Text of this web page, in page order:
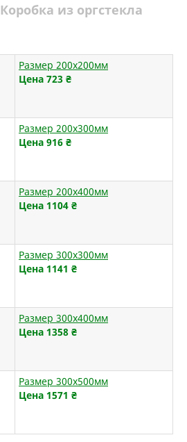
Коробка из оргстекла
Размер 200х200мм
Цена 723 ₴
Размер 200х300мм
Цена 916 ₴
Размер 200х400мм
Цена 1104 ₴
Размер 300х300мм
Цена 1141 ₴
Размер 300х400мм
Цена 1358 ₴
Размер 300х500мм
Цена 1571 ₴